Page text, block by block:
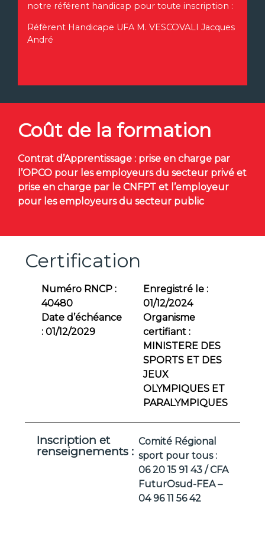
notre référent handicap pour toute inscription :
Réfèrent Handicape UFA M. VESCOVALI Jacques
André
Coût de la formation
Contrat d’Apprentissage : prise en charge par
l’OPCO pour les employeurs du secteur privé et
prise en charge par le CNFPT et l’employeur
pour les employeurs du secteur public
Certification
Numéro RNCP :
40480
Date d’échéance
: 01/12/2029
Enregistré le :
01/12/2024
Organisme
certifiant :
MINISTERE DES
SPORTS ET DES
JEUX
OLYMPIQUES ET
PARALYMPIQUES
Inscription et
renseignements :
Comité Régional
sport pour tous :
06 20 15 91 43 / CFA
FuturOsud-FEA –
04 96 11 56 42